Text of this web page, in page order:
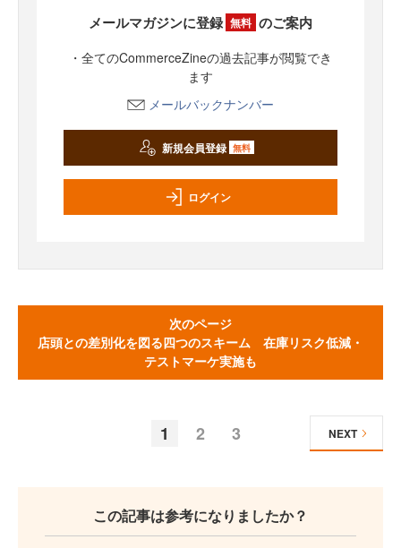
メールマガジンに登録 無料 のご案内
・全てのCommerceZineの過去記事が閲覧でき
ます
メールバックナンバー
新規会員登録 無料
ログイン
次のページ
店頭との差別化を図る四つのスキーム 在庫リスク低減・
テストマーケ実施も
1 2 3 NEXT
この記事は参考になりましたか？